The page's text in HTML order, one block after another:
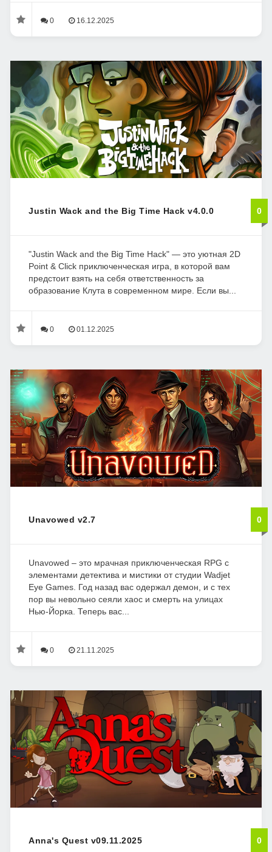
0 16.12.2025
Justin Wack and the Big Time Hack v4.0.0 0
"Justin Wack and the Big Time Hack" — это уютная 2D
Point & Click приключенческая игра, в которой вам
предстоит взять на себя ответственность за
образование Клута в современном мире. Если вы...
0 01.12.2025
Unavowed v2.7 0
Unavowed – это мрачная приключенческая RPG с
элементами детектива и мистики от студии Wadjet
Eye Games. Год назад вас одержал демон, и с тех
пор вы невольно сеяли хаос и смерть на улицах
Нью-Йорка. Теперь вас...
0 21.11.2025
Anna's Quest v09.11.2025 0